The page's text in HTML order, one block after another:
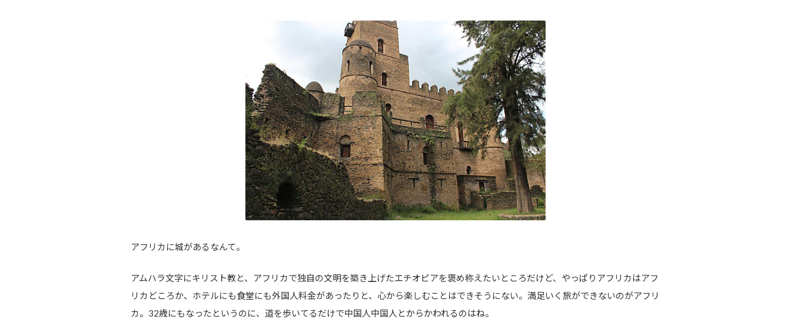
アフリカに城があるなんて。
アムハラ文字にキリスト教と、アフリカで独自の文明を築き上げたエチオピアを褒め称えたいところだけど、やっぱりアフリカはアフ
リカどころか、ホテルにも食堂にも外国人料金があったりと、心から楽しむことはできそうにない。満足いく旅ができないのがアフリ
カ。32歳にもなったというのに、道を歩いてるだけで中国人中国人とからかわれるのはね。